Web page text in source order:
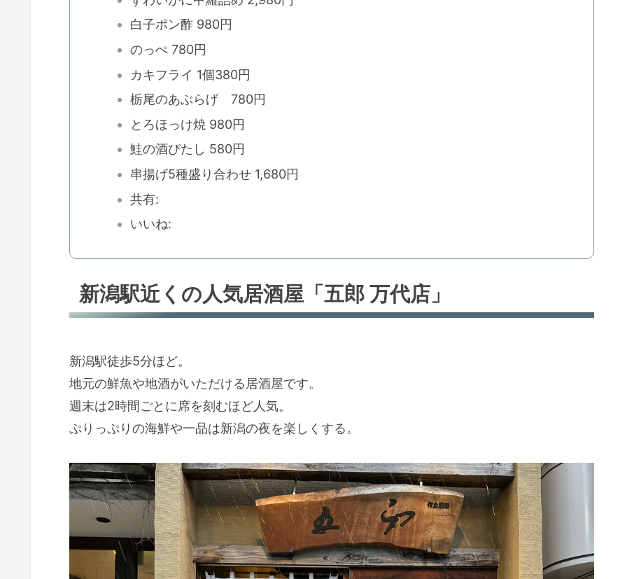
白子ポン酢 980円
のっぺ 780円
カキフライ 1個380円
栃尾のあぶらげ 780円
とろほっけ焼 980円
鮭の酒びたし 580円
串揚げ5種盛り合わせ 1,680円
共有:
いいね:
新潟駅近くの人気居酒屋「五郎 万代店」
新潟駅徒歩5分ほど。
地元の鮮魚や地酒がいただける居酒屋です。
週末は2時間ごとに席を刻むほど人気。
ぷりっぷりの海鮮や一品は新潟の夜を楽しくする。